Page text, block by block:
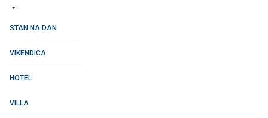
STAN NA DAN
VIKENDICA
HOTEL
VILLA